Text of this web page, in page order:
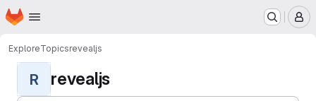
Skip to main content
Homepage
ExploreTopicsrevealjs
R revealjs